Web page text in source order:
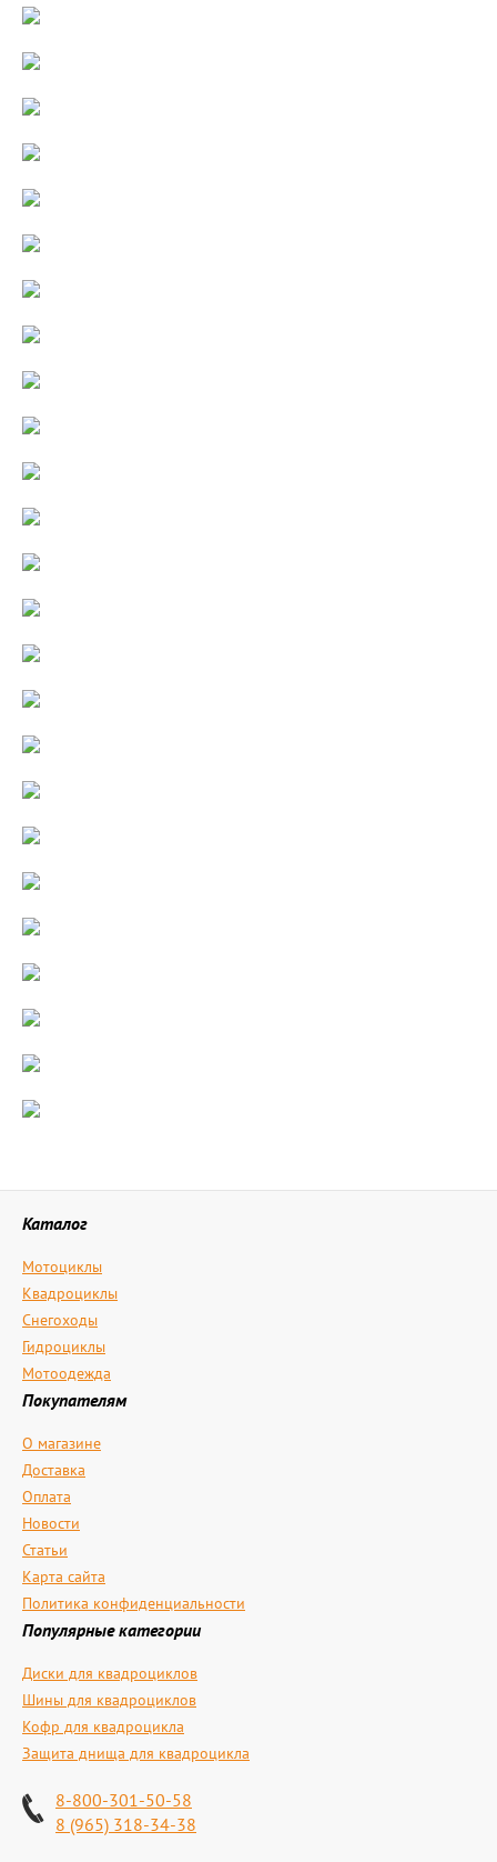
Каталог
Мотоциклы
Квадроциклы
Снегоходы
Гидроциклы
Мотоодежда
Покупателям
О магазине
Доставка
Оплата
Новости
Статьи
Карта сайта
Политика конфиденциальности
Популярные категории
Диски для квадроциклов
Шины для квадроциклов
Кофр для квадроцикла
Защита днища для квадроцикла
8-800-301-50-58
8 (965) 318-34-38